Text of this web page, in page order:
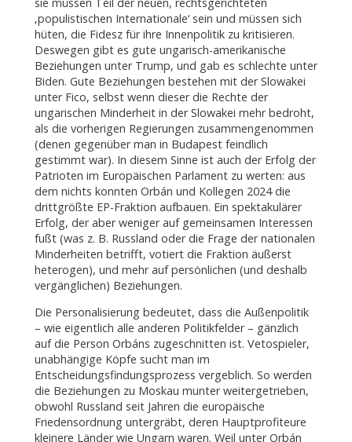
‚populistischen Internationale‘ sein und müssen sich
hüten, die Fidesz für ihre Innenpolitik zu kritisieren.
Deswegen gibt es gute ungarisch-amerikanische
Beziehungen unter Trump, und gab es schlechte unter
Biden. Gute Beziehungen bestehen mit der Slowakei
unter Fico, selbst wenn dieser die Rechte der
ungarischen Minderheit in der Slowakei mehr bedroht,
als die vorherigen Regierungen zusammengenommen
(denen gegenüber man in Budapest feindlich
gestimmt war). In diesem Sinne ist auch der Erfolg der
Patrioten im Europäischen Parlament zu werten: aus
dem nichts konnten Orbán und Kollegen 2024 die
drittgrößte EP-Fraktion aufbauen. Ein spektakulärer
Erfolg, der aber weniger auf gemeinsamen Interessen
fußt (was z. B. Russland oder die Frage der nationalen
Minderheiten betrifft, votiert die Fraktion äußerst
heterogen), und mehr auf persönlichen (und deshalb
vergänglichen) Beziehungen.
Die Personalisierung bedeutet, dass die Außenpolitik
– wie eigentlich alle anderen Politikfelder – gänzlich
auf die Person Orbáns zugeschnitten ist. Vetospieler,
unabhängige Köpfe sucht man im
Entscheidungsfindungsprozess vergeblich. So werden
die Beziehungen zu Moskau munter weitergetrieben,
obwohl Russland seit Jahren die europäische
Friedensordnung untergräbt, deren Hauptprofiteure
kleinere Länder wie Ungarn waren. Weil unter Orbán